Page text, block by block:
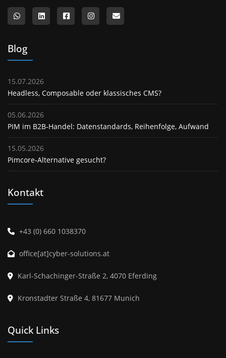
Blog
15.07.2026
Headless, Composable oder klassisches CMS?
05.06.2026
PIM im B2B‑Handel: Datenstandards, Reihenfolge, Aufwand
15.05.2026
Pimcore‑Alternative gesucht?
Kontakt
+43 (0) 660 1038370
office[at]cyber-solutions.at
Karl-Schachinger-Straße 2, 4070 Eferding
Kronstadter Straße 4, 81677 Munich
Quick Links